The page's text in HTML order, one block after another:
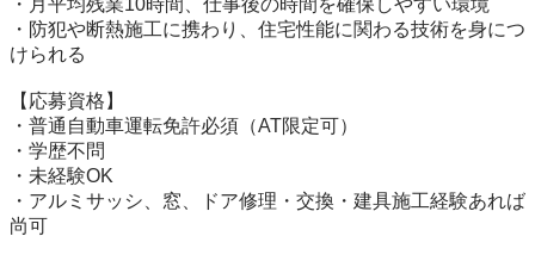
・月平均残業10時間、仕事後の時間を確保しやすい環境
・防犯や断熱施工に携わり、住宅性能に関わる技術を身につ
けられる
【応募資格】
・普通自動車運転免許必須（AT限定可）
・学歴不問
・未経験OK
・アルミサッシ、窓、ドア修理・交換・建具施工経験あれば
尚可